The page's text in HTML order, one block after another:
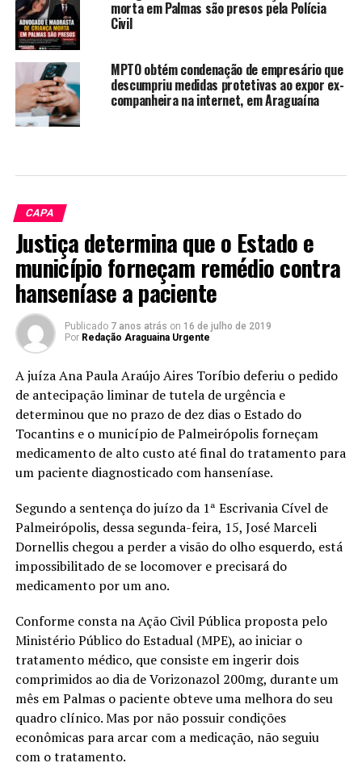
morta em Palmas são presos pela Polícia
Civil
MPTO obtém condenação de empresário que
descumpriu medidas protetivas ao expor ex-
companheira na internet, em Araguaína
CAPA
Justiça determina que o Estado e
município forneçam remédio contra
hanseníase a paciente
Publicado 7 anos atrás on 16 de julho de 2019
Por Redação Araguaina Urgente
A juíza Ana Paula Araújo Aires Toríbio deferiu o pedido
de antecipação liminar de tutela de urgência e
determinou que no prazo de dez dias o Estado do
Tocantins e o município de Palmeirópolis forneçam
medicamento de alto custo até final do tratamento para
um paciente diagnosticado com hanseníase.
Segundo a sentença do juízo da 1ª Escrivania Cível de
Palmeirópolis, dessa segunda-feira, 15, José Marceli
Dornellis chegou a perder a visão do olho esquerdo, está
impossibilitado de se locomover e precisará do
medicamento por um ano.
Conforme consta na Ação Civil Pública proposta pelo
Ministério Público do Estadual (MPE), ao iniciar o
tratamento médico, que consiste em ingerir dois
comprimidos ao dia de Vorizonazol 200mg, durante um
mês em Palmas o paciente obteve uma melhora do seu
quadro clínico. Mas por não possuir condições
econômicas para arcar com a medicação, não seguiu
com o tratamento.